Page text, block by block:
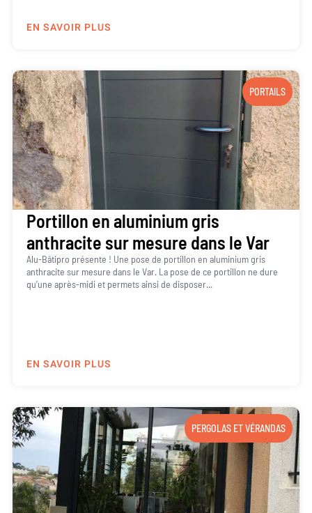
EN SAVOIR PLUS
PORTAILS
Portillon en aluminium gris
anthracite sur mesure dans le Var
Alu-Bâtipro présente ! Une pose de portillon en aluminium gris
anthracite sur mesure dans le Var. La pose de ce portillon ne dure
qu’une après-midi et permets ainsi de disposer...
EN SAVOIR PLUS
PERGOLAS ET VÉRANDAS